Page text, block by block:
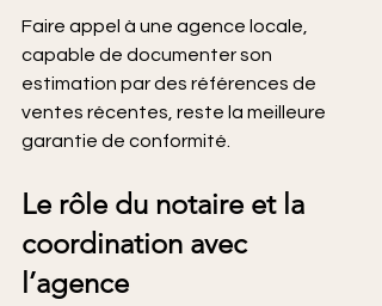
Faire appel à une agence locale,
capable de documenter son
estimation par des références de
ventes récentes, reste la meilleure
garantie de conformité.
Le rôle du notaire et la
coordination avec
l’agence